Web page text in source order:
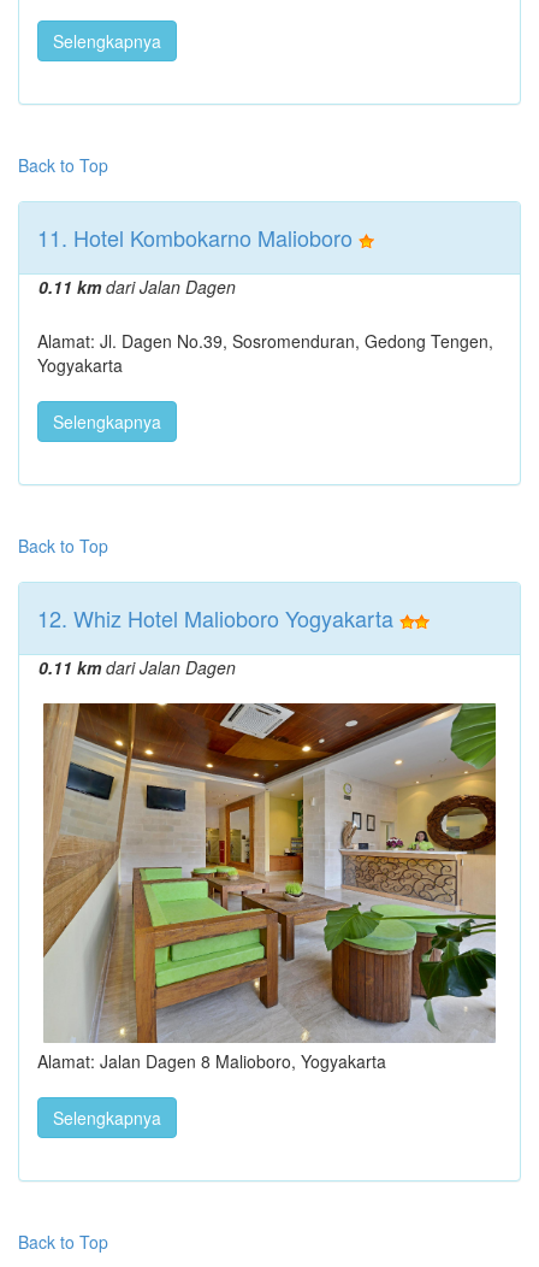
Selengkapnya
Back to Top
11. Hotel Kombokarno Malioboro
0.11 kmdari Jalan Dagen
Alamat: Jl. Dagen No.39, Sosromenduran, Gedong Tengen,
Yogyakarta
Selengkapnya
Back to Top
12. Whiz Hotel Malioboro Yogyakarta
0.11 kmdari Jalan Dagen
Alamat: Jalan Dagen 8 Malioboro, Yogyakarta
Selengkapnya
Back to Top